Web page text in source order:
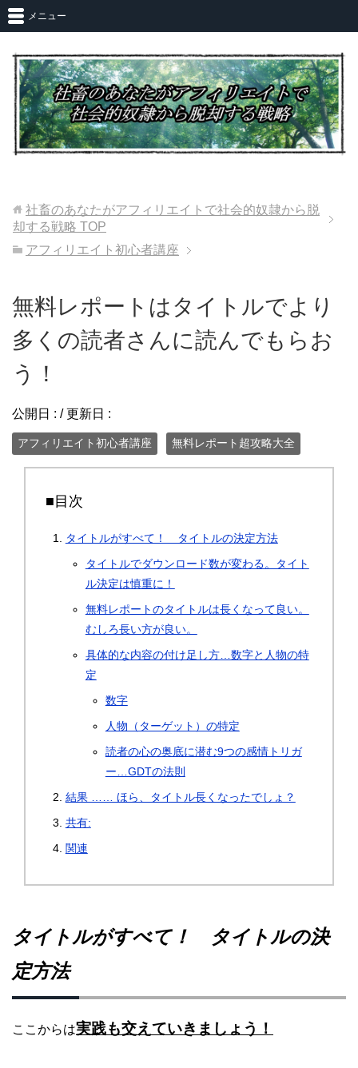
メニュー
社畜のあなたがアフィリエイトで社会的奴隷から脱
却する戦略 TOP
アフィリエイト初心者講座
無料レポートはタイトルでより
多くの読者さんに読んでもらお
う！
公開日 : / 更新日 :
アフィリエイト初心者講座 無料レポート超攻略大全
■目次
タイトルがすべて！ タイトルの決定方法
タイトルでダウンロード数が変わる。タイト
ル決定は慎重に！
無料レポートのタイトルは長くなって良い。
むしろ長い方が良い。
具体的な内容の付け足し方…数字と人物の特
定
数字
人物（ターゲット）の特定
読者の心の奥底に潜む9つの感情トリガ
ー…GDTの法則
結果 …… ほら、タイトル長くなったでしょ？
共有:
関連
タイトルがすべて！ タイトルの決
定方法
ここからは実践も交えていきましょう！